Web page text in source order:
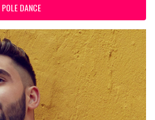
POLE DANCE